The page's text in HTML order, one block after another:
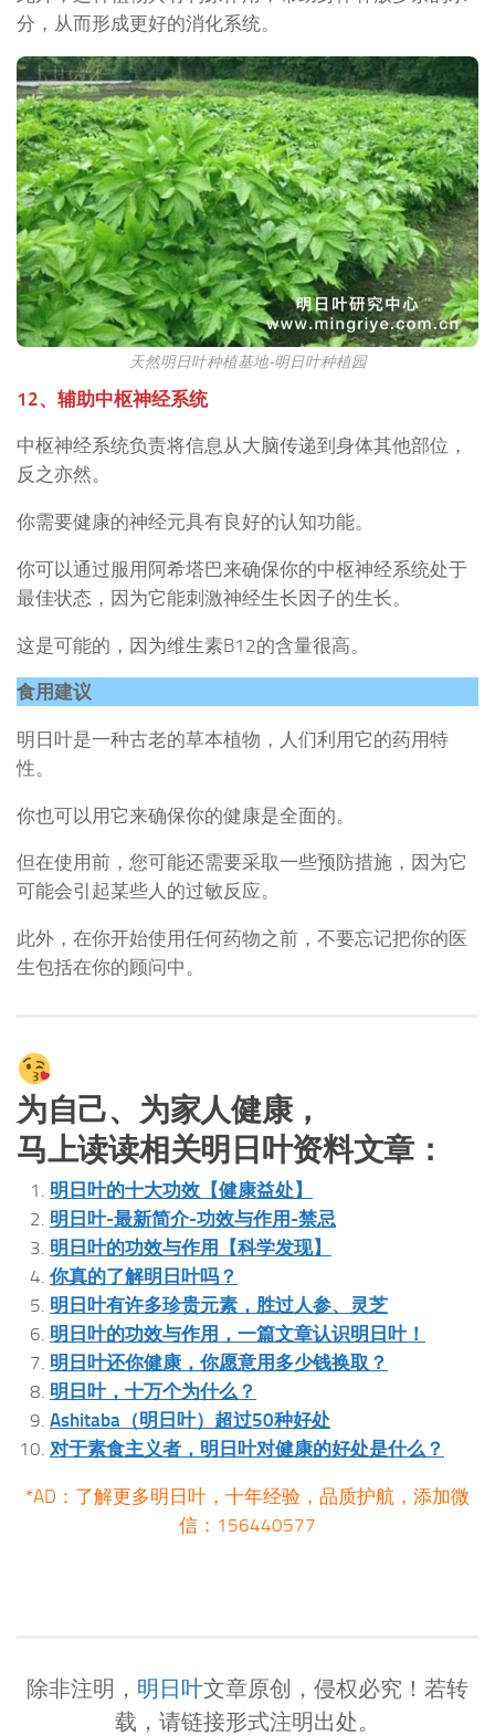
分，从而形成更好的消化系统。
天然明日叶种植基地-明日叶种植园
12、辅助中枢神经系统
中枢神经系统负责将信息从大脑传递到身体其他部位，
反之亦然。
你需要健康的神经元具有良好的认知功能。
你可以通过服用阿希塔巴来确保你的中枢神经系统处于
最佳状态，因为它能刺激神经生长因子的生长。
这是可能的，因为维生素B12的含量很高。
食用建议
明日叶是一种古老的草本植物，人们利用它的药用特
性。
你也可以用它来确保你的健康是全面的。
但在使用前，您可能还需要采取一些预防措施，因为它
可能会引起某些人的过敏反应。
此外，在你开始使用任何药物之前，不要忘记把你的医
生包括在你的顾问中。
为自己、为家人健康，
马上读读相关明日叶资料文章：
明日叶的十大功效【健康益处】
明日叶-最新简介-功效与作用-禁忌
明日叶的功效与作用【科学发现】
你真的了解明日叶吗？
明日叶有许多珍贵元素，胜过人参、灵芝
明日叶的功效与作用，一篇文章认识明日叶！
明日叶还你健康，你愿意用多少钱换取？
明日叶，十万个为什么？
Ashitaba（明日叶）超过50种好处
对于素食主义者，明日叶对健康的好处是什么？
*AD：了解更多明日叶，十年经验，品质护航，添加微
信：156440577
除非注明， 明日叶文章原创，侵权必究！若转
载，请链接形式注明出处。